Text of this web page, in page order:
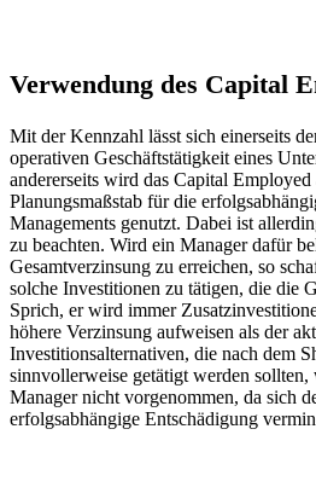
Verwendung des Capital
Mit der Kennzahl lässt sich einerseits
operativen Geschäftstätigkeit eines
andererseits wird das Capital Employed
Planungsmaßstab für die
Managements genutzt. Dabei ist
zu beachten. Wird ein Manager dafür
Gesamtverzinsung zu erreichen, so
solche Investitionen zu tätigen, die die
Sprich, er wird immer
höhere Verzinsung aufweisen als der
Investitionsalternativen, die nach dem
sinnvollerweise getätigt werden sollten,
Manager nicht vorgenommen, da sich
erfolgsabhängige Entschädigung